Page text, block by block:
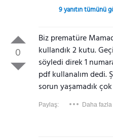
9 yanıtın tümünü
0
Biz prematüre
kullandık 2 kutu.
söyledi direk 1
pdf kullanalım dedi.
sorun yaşamadık
Paylaş: Daha fazla